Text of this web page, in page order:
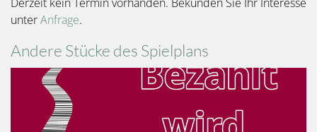
unterAnfrage.
Andere Stücke des Spielplans